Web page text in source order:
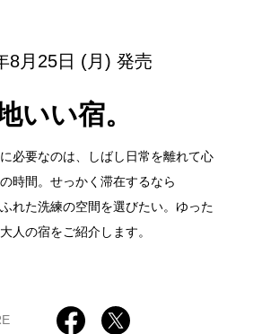
8月25日 (月) 発売
いい宿。
必要なのは、しばし日常を離れて心
時間。せっかく滞在するなら
れた洗練の空間を選びたい。ゆった
人の宿をご紹介します。